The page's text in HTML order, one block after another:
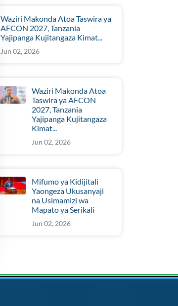
Waziri Makonda Atoa Taswira ya
AFCON 2027, Tanzania
Yajipanga Kujitangaza Kimat...
Jun 02, 2026
Waziri Makonda Atoa
Taswira ya AFCON
2027, Tanzania
Yajipanga Kujitangaza
Kimat...
Jun 02, 2026
Mifumo ya Kidijitali
Yaongeza Ukusanyaji
na Usimamizi wa
Mapato ya Serikali
Jun 02, 2026